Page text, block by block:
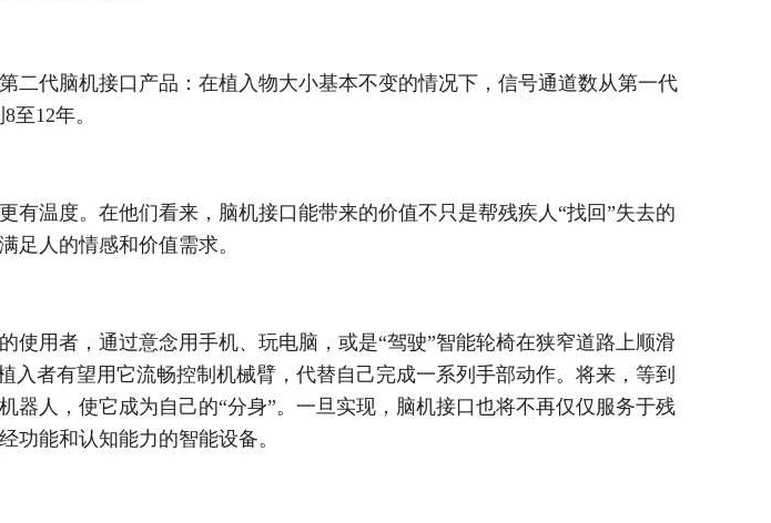
代脑机接口产品：在植入物大小基本不变的情况下，信号通道数从第一代
12年。
温度。在他们看来，脑机接口能带来的价值不只是帮残疾人“找回”失去的
足人的情感和价值需求。
用者，通过意念用手机、玩电脑，或是“驾驶”智能轮椅在狭窄道路上顺滑
者有望用它流畅控制机械臂，代替自己完成一系列手部动作。将来，等到
人，使它成为自己的“分身”。一旦实现，脑机接口也将不再仅仅服务于残
功能和认知能力的智能设备。